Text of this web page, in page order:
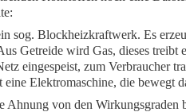
sog. Blockheizkraftwerk. Es
Getreide wird Gas, dieses treibt
eingespeist, zum Verbraucher
Elektromaschine, die bewegt
Ahnung von den